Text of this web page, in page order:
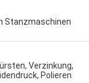
Stanzmaschinen
Verzinkung,
Polieren